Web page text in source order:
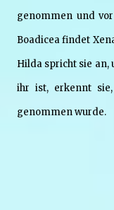
genommen und
Boadicea findet
Hilda spricht sie an,
ihr ist, erkennt
genommen wurde.